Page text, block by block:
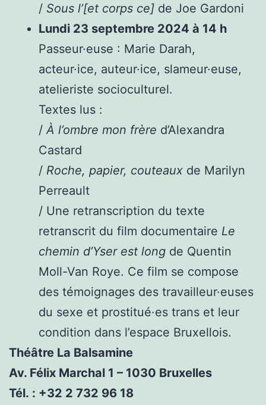
/ Sous l’[et corps ce] de Joe Gardoni
Lundi 23 septembre 2024 à 14 h
Passeur·euse : Marie Darah,
acteur·ice, auteur·ice, slameur·euse,
atelieriste socioculturel.
Textes lus :
/ À l’ombre mon frère d’Alexandra
Castard
/ Roche, papier, couteaux de Marilyn
Perreault
/ Une retranscription du texte
retranscrit du film documentaire Le
chemin d’Yser est long de Quentin
Moll-Van Roye. Ce film se compose
des témoignages des travailleur·euses
du sexe et prostitué·es trans et leur
condition dans l’espace Bruxellois.
Théâtre La Balsamine
Av. Félix Marchal 1 – 1030 Bruxelles
Tél. : +32 2 732 96 18